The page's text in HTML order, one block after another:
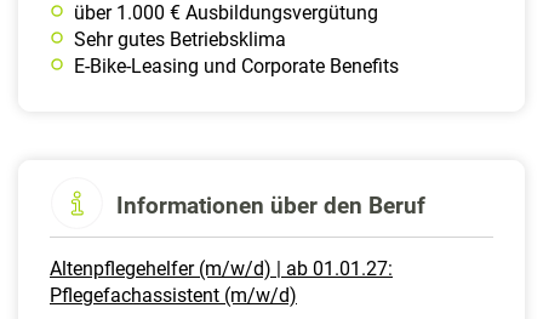
über 1.000 € Ausbildungsvergütung
Sehr gutes Betriebsklima
E-Bike-Leasing und Corporate Benefits
Informationen über den Beruf
Altenpflegehelfer (m/w/d) | ab 01.01.27:
Pflegefachassistent (m/w/d)